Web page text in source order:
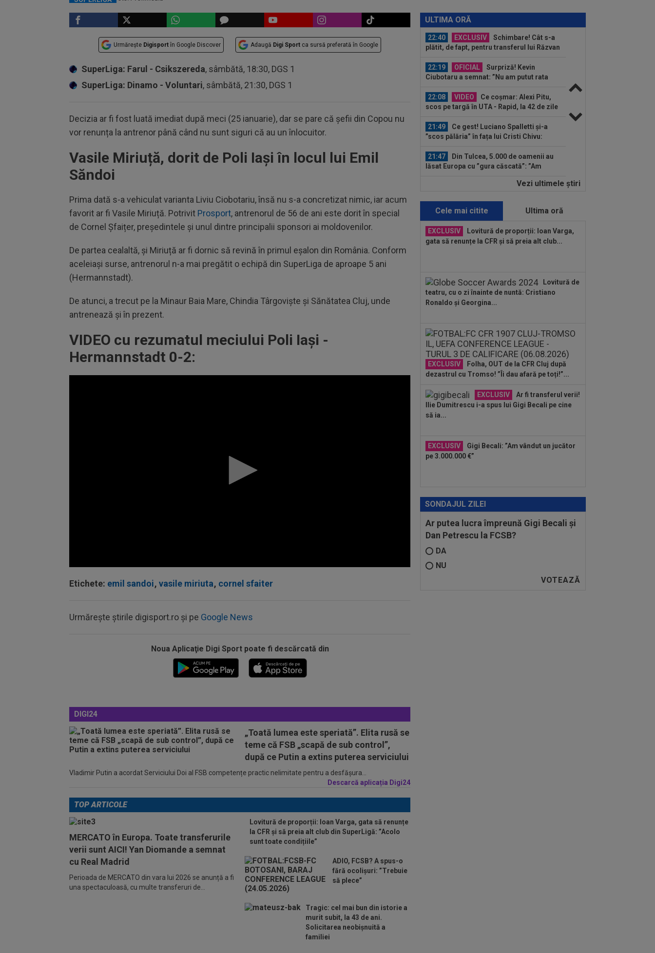
Urmărește Digisport în Google Discover Adaugă Digi Sport ca sursă preferată în Google
SuperLiga: Farul - Csikszereda, sâmbătă, 18:30, DGS 1
SuperLiga: Dinamo - Voluntari, sâmbătă, 21:30, DGS 1
Decizia ar fi fost luată imediat după meci (25 ianuarie), dar se pare că șefii din Copou nu
vor renunța la antrenor până când nu sunt siguri că au un înlocuitor.
Vasile Miriuță, dorit de Poli Iași în locul lui Emil
Săndoi
Prima dată s-a vehiculat varianta Liviu Ciobotariu, însă nu s-a concretizat nimic, iar acum
favorit ar fi Vasile Miriuță. Potrivit Prosport, antrenorul de 56 de ani este dorit în special
de Cornel Șfaițer, președintele și unul dintre principalii sponsori ai moldovenilor.
De partea cealaltă, și Miriuță ar fi dornic să revină în primul eșalon din România. Conform
aceleiași surse, antrenorul n-a mai pregătit o echipă din SuperLiga de aproape 5 ani
(Hermannstadt).
De atunci, a trecut pe la Minaur Baia Mare, Chindia Târgoviște și Sănătatea Cluj, unde
antrenează și în prezent.
VIDEO cu rezumatul meciului Poli Iași -
Hermannstadt 0-2:
90%
Etichete: emil sandoi, vasile miriuta, cornel sfaiter
Urmărește știrile digisport.ro și pe Google News
Noua Aplicaţie Digi Sport poate fi descărcată din
DIGI24
„Toată lumea este speriată”. Elita rusă se
teme că FSB „scapă de sub control”,
după ce Putin a extins puterea serviciului
Vladimir Putin a acordat Serviciului Doi al FSB competențe practic nelimitate pentru a desfășura...
Descarcă aplicația Digi24
ULTIMA ORĂ
spectaculoasă între arădeni și giuleșteni
pe Francisc...
22:40
EXCLUSIV
Schimbare! Cât s-a
plătit, de fapt, pentru transferul lui Răzvan
22:19
OFICIAL
Surpriză! Kevin
Ciubotaru a semnat: ”Nu am putut rata
22:08
VIDEO
Ce coșmar: Alexi Pitu,
scos pe targă în UTA - Rapid, la 42 de zile
21:49
Ce gest! Luciano Spalletti și-a
”scos pălăria” în fața lui Cristi Chivu:
21:47
Din Tulcea, 5.000 de oamenii au
lăsat Europa cu ”gura căscată”: ”Am
2 la 1: au dat
23:39
Alex Dobre a vorbit despre
plecarea de la Rapid, după 0-0 cu UTA:
"100%"
23:29
Reacția lui Stojilkovic, după ce a
minute: ”N-ai cum să dai greș cu așa
ceva” +...
22:55
VIDEO
UTA - Rapid 0-0. Remiză
Vezi ultimele ştiri
Cele mai citite Ultima oră
EXCLUSIV
Lovitură de proporții: Ioan Varga,
gata să renunțe la CFR și să preia alt club...
Lovitură de
teatru, cu o zi înainte de nuntă: Cristiano
Ronaldo și Georgina...
EXCLUSIV
Folha, OUT de la CFR Cluj după
dezastrul cu Tromso! ”Îi dau afară pe toți!”...
EXCLUSIV
Ar fi transferul verii!
Ilie Dumitrescu i-a spus lui Gigi Becali pe cine
să ia...
EXCLUSIV
Gigi Becali: ”Am vândut un jucător
pe 3.000.000 €”
SONDAJUL ZILEI
Ar putea lucra împreună Gigi Becali și
Dan Petrescu la FCSB?
DA
NU
TOP ARTICOLE
MERCATO în Europa. Toate transferurile
verii sunt AICI! Yan Diomande a semnat
cu Real Madrid
Perioada de MERCATO din vara lui 2026 se anunță a fi
una spectaculoasă, cu multe transferuri de...
Lovitură de proporții: Ioan Varga, gata să renunțe
la CFR și să preia alt club din SuperLigă: ”Acolo
sunt toate condițiile”
ADIO, FCSB? A spus-o
fără ocolișuri: ”Trebuie
să plece”
Tragic: cel mai bun din istorie a
murit subit, la 43 de ani.
Solicitarea neobișnuită a
familiei